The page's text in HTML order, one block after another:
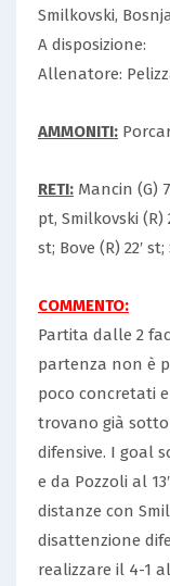
Smilkovski,
A disposizione:
Allenatore:
AMMONITI:
RETI: Mancin (G)
pt, Smilkovski (R)
st; Bove (R) 22′
COMMENTO:
Partita dalle 2
partenza non è
poco concretati
trovano già
difensive. I goal
e da Pozzoli al
distanze con
disattenzione
realizzare il 4-1